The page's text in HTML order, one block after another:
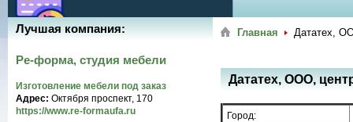
Главная Дататех,
Дататех, ООО,
Город:
Лучшая компания:
Ре-форма, студия мебели
Изготовление мебели под заказ
Адрес: Октября проспект, 170
https://www.re-formaufa.ru